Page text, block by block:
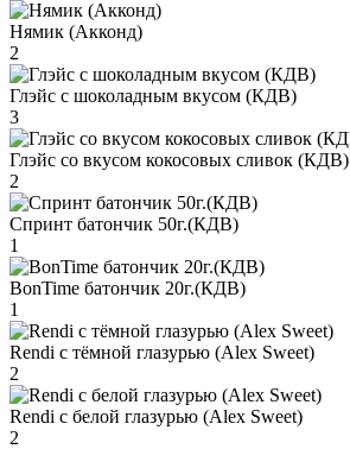
Нямик (Акконд)
2
Глэйс с шоколадным вкусом (КДВ)
3
Глэйс со вкусом кокосовых сливок (КДВ)
2
Спринт батончик 50г.(КДВ)
1
BonTime батончик 20г.(КДВ)
1
Rendi с тёмной глазурью (Alex Sweet)
2
Rendi с белой глазурью (Alex Sweet)
2